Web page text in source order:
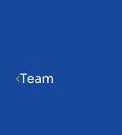
Team